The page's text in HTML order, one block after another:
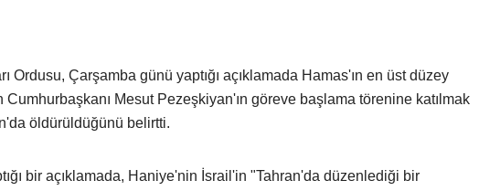
Ordusu, Çarşamba günü yaptığı açıklamada Hamas'ın en üst düzey
Mesut Pezeşkiyan'ın göreve başlama törenine katılmak
öldürüldüğünü belirtti.
bir açıklamada, Haniye'nin İsrail'in "Tahran'da düzenlediği bir